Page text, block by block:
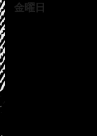
金曜日